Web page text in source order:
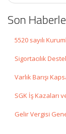
Son
5520 sayılı
Sigortacılık
Varlık Barışı
SGK İş Kazaları
Gelir Vergisi